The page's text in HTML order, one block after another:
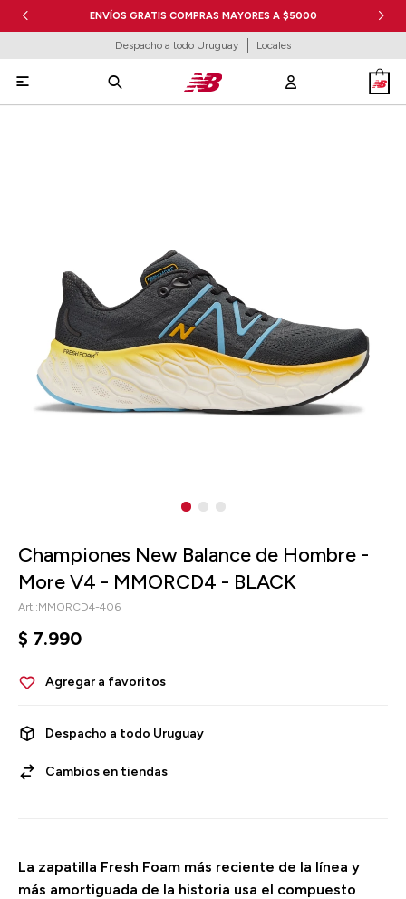
ENVÍOS GRATIS COMPRAS MAYORES A $5000
Despacho a todo Uruguay Locales

Championes New Balance de Hombre -
More V4 - MMORCD4 - BLACK
MMORCD4-406
$ 7.990
Despacho a todo Uruguay
Cambios en tiendas
La zapatilla Fresh Foam más reciente de la línea y
más amortiguada de la historia usa el compuesto